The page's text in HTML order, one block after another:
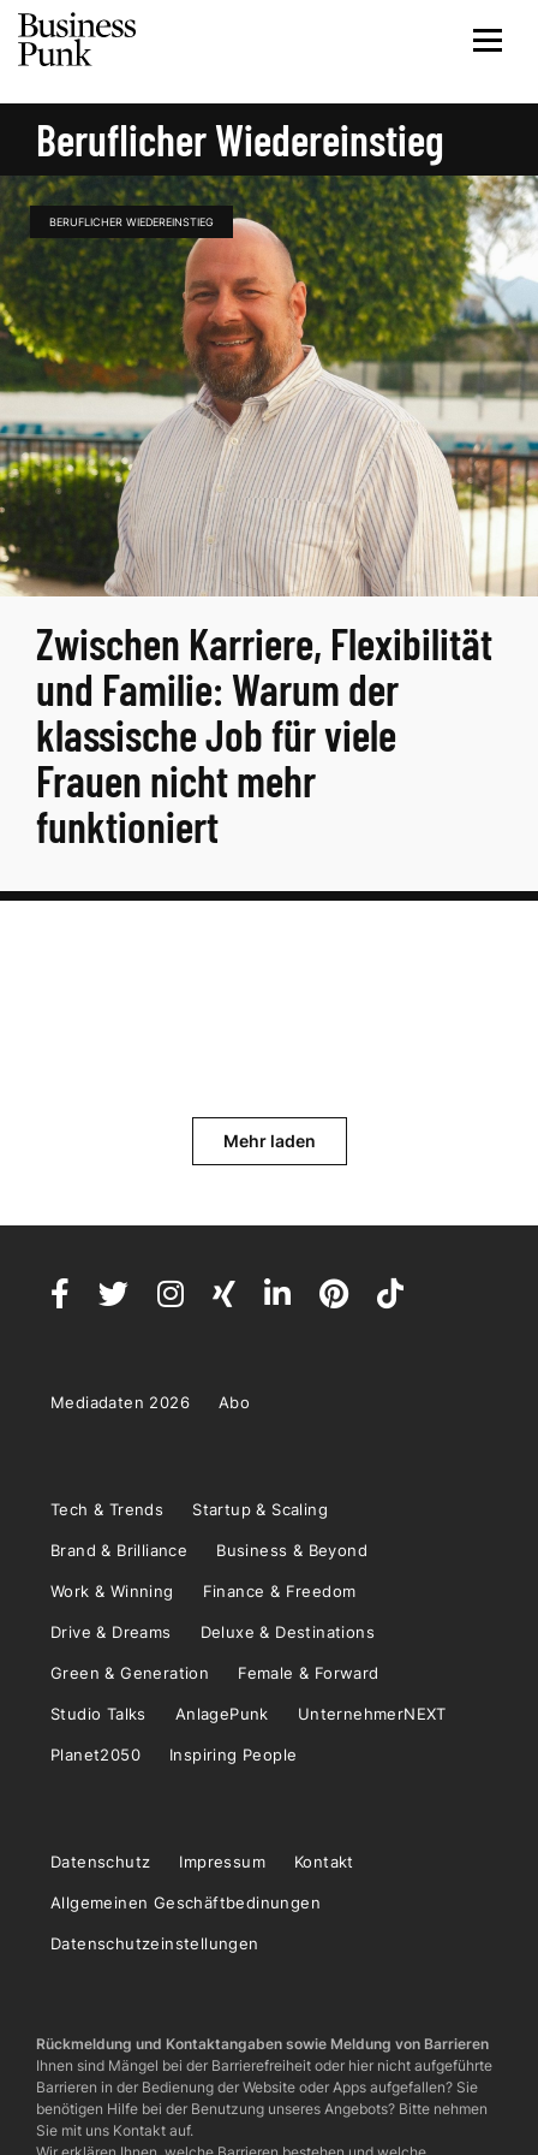
Beruflicher Wiedereinstieg
BERUFLICHER WIEDEREINSTIEG
Zwischen Karriere, Flexibilität
und Familie: Warum der
klassische Job für viele
Frauen nicht mehr
funktioniert
Mehr laden
Mediadaten 2026 Abo
Tech & Trends Startup & Scaling
Brand & Brilliance Business & Beyond
Work & Winning Finance & Freedom
Drive & Dreams Deluxe & Destinations
Green & Generation Female & Forward
Studio Talks AnlagePunk UnternehmerNEXT
Planet2050 Inspiring People
Datenschutz Impressum Kontakt
Allgemeinen Geschäftbedinungen
Datenschutzeinstellungen
Rückmeldung und Kontaktangaben sowie Meldung von Barrieren
Ihnen sind Mängel bei der Barrierefreiheit oder hier nicht aufgeführte
Barrieren in der Bedienung der Website oder Apps aufgefallen? Sie
benötigen Hilfe bei der Benutzung unseres Angebots? Bitte nehmen
Sie mit uns Kontakt auf.